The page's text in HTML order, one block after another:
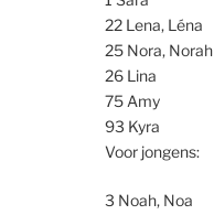
22 Lena, Léna
25 Nora, Norah
26 Lina
75 Amy
93 Kyra
Voor jongens:
3 Noah, Noa